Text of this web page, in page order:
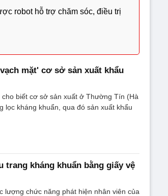
robot hỗ trợ chăm sóc, điều trị
mặt' cơ sở sản xuất khẩu
biết cơ sở sản xuất ở Thường Tín (Hà
lọc kháng khuẩn, qua đó sản xuất khẩu
trang kháng khuẩn bằng giấy vệ
lượng chức năng phát hiện nhân viên của